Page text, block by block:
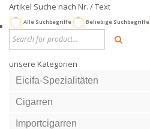
Artikel Suche nach Nr. / Text
Alle Suchbegriffe Beliebige Suchbegriffe
unsere Kategorien
Eicifa-Spezialitäten
Cigarren
Importcigarren